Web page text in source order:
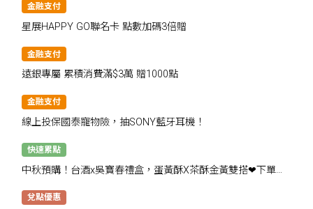
金融支付
星展HAPPY GO聯名卡 點數加碼3倍贈
金融支付
遠銀專屬 累積消費滿$3萬 贈1000點
金融支付
線上投保國泰寵物險，抽SONY藍牙耳機！
快速累點
中秋預購！台酒x吳寶春禮盒，蛋黃酥X茶酥金黃雙搭❤下單抽
兌點優惠